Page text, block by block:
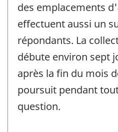
des emplacements
effectuent aussi un
répondants. La
débute environ sept
après la fin du mois
poursuit pendant
question.